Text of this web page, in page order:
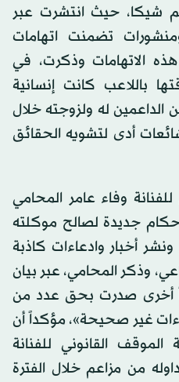
شيكا، حيث انتشرت عبر
تضمنت اتهامات
الاتهامات وذكرت، في
باللاعب كانت إنسانية
الداعمين له ولزوجته خلال
أدى لتشويه الحقائق
وفاء عامر المحامي
جديدة لصالح موكلته
أخبار وادعاءات كاذبة
وذكر المحامي، عبر بيان
أخرى صدرت بحق عدد من
غير صحيحة»، مؤكداً أن
القانوني للفنانة
من مزاعم خلال الفترة